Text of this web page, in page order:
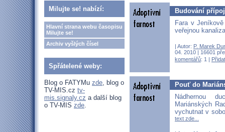
Milujte se! nabízí:
Hlavní strana webu časopisu
Milujte se!
Archiv vyšlých čísel
Spřátelené weby:
Blog o FATYMu zde, blog o
TV-MIS.cz tv-
mis.signaly.cz a další blog
o TV-MIS zde.
Budování
Fara v
veřejnou
| Autor: P. Marek
04. 2010 | 16601
komentářů: 1 |
Pouť do
Nádhernou
Mariánských
vychutnat v
text zde...